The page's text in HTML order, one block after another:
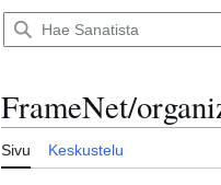
FrameNet/
Sivu Keskustelu